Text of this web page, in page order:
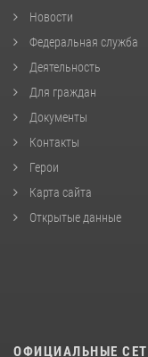
Новости
Федеральная служба
Деятельность
Для граждан
Документы
Контакты
Герои
Карта сайта
Открытые данные
ОФИЦИАЛЬНЫЕ